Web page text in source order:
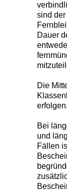
sind
Dauer
Die
erfolgen.
Bei
und
Fällen